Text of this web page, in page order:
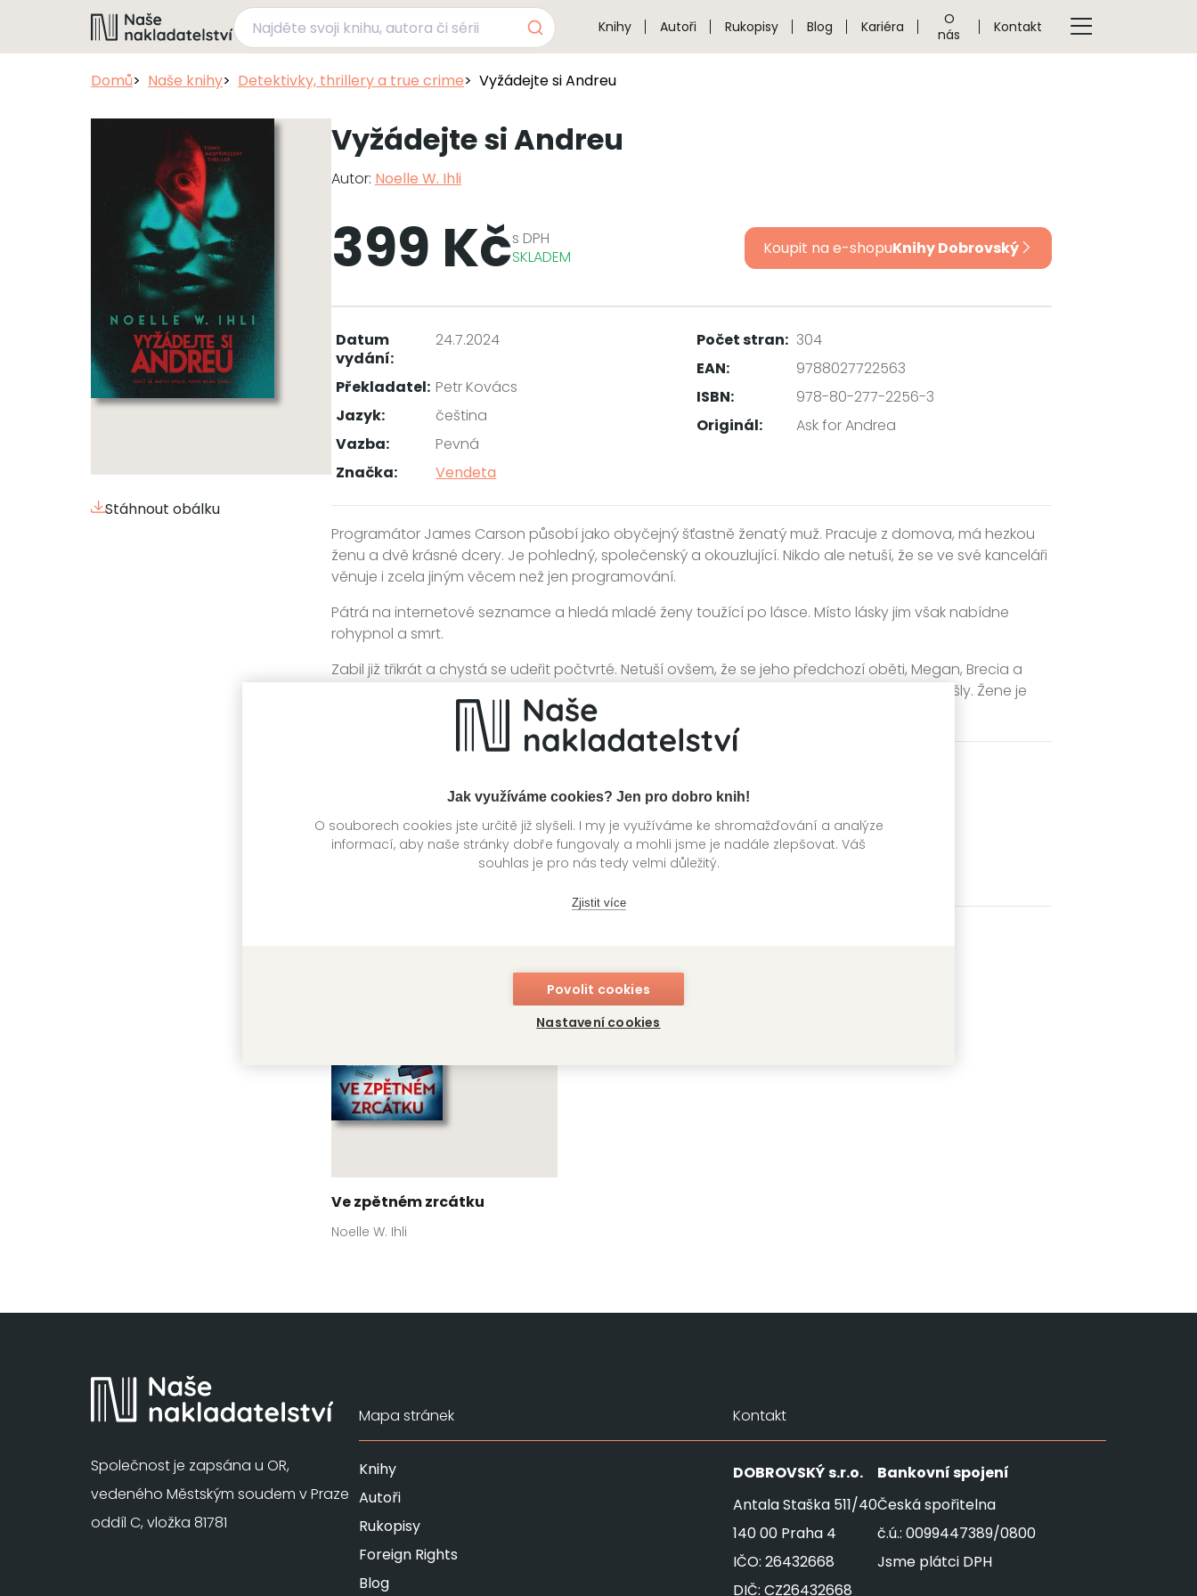
Jak využíváme cookies? Jen pro dobro knih!
O souborech cookies jste určitě již slyšeli. I my je využíváme ke shromažďování a analýze
informací, aby naše stránky dobře fungovaly a mohli jsme je nadále zlepšovat. Váš
souhlas je pro nás tedy velmi důležitý.
Zjistit více
Povolit cookies
Nastavení cookies
Knihy Autoři Rukopisy Blog Kariéra
O
nás
Kontakt
Domů Naše knihy Detektivky, thrillery a true crime Vyžádejte si Andreu
Stáhnout obálku
Vyžádejte si Andreu
Autor: Noelle W. Ihli
399 Kčs DPH
SKLADEM
Koupit na e-shopuKnihy Dobrovský
Datum
vydání:
24.7.2024
Překladatel: Petr Kovács
Jazyk:
čeština
Vazba:
Pevná
Počet stran: 304
EAN:
9788027722563
ISBN:
978-80-277-2256-3
Originál:
Ask for Andrea
Značka: Vendeta
Programátor James Carson působí jako obyčejný šťastně ženatý muž. Pracuje z domova, má hezkou
ženu a dvě krásné dcery. Je pohledný, společenský a okouzlující. Nikdo ale netuší, že se ve své kanceláři
věnuje i zcela jiným věcem než jen programování.
Pátrá na internetové seznamce a hledá mladé ženy toužící po lásce. Místo lásky jim však nabídne
rohypnol a smrt.
Zabil již třikrát a chystá se udeřit počtvrté. Netuší ovšem, že se jeho předchozí oběti, Megan, Brecia a
Skye, vzájemně našly a chystají se jeho plány překazit. Všechny tři totiž zemřely, ale neodešly. Žene je
touha po spravedlnosti a pomstě a neustanou, dokud nezískají obojí.
Ve zpětném zrcátku
Noelle W. Ihli
Společnost je zapsána u OR,
vedeného Městským soudem v Praze
oddíl C, vložka 81781
Mapa stránek
Knihy
Autoři
Rukopisy
Foreign Rights
Blog
Kontakt
DOBROVSKÝs.r.o.
Antala Staška 511/40
140 00 Praha 4
IČO: 26432668
DIČ: CZ26432668
Bankovní spojení
Česká spořitelna
č.ú.: 0099447389/0800
Jsme plátci DPH